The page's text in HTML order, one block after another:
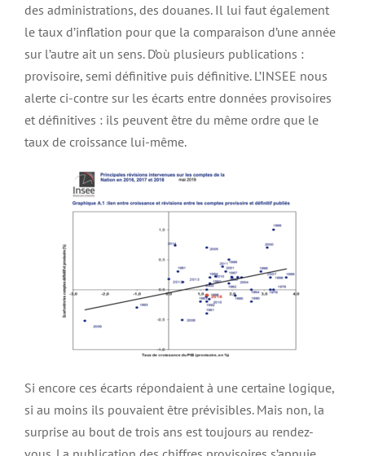
des administrations, des douanes. Il lui faut également
le taux d’inflation pour que la comparaison d’une année
sur l’autre ait un sens. D’où plusieurs publications :
provisoire, semi définitive puis définitive. L’INSEE nous
alerte ci-contre sur les écarts entre données provisoires
et définitives : ils peuvent être du même ordre que le
taux de croissance lui-même.
Si encore ces écarts répondaient à une certaine logique,
si au moins ils pouvaient être prévisibles. Mais non, la
surprise au bout de trois ans est toujours au rendez-